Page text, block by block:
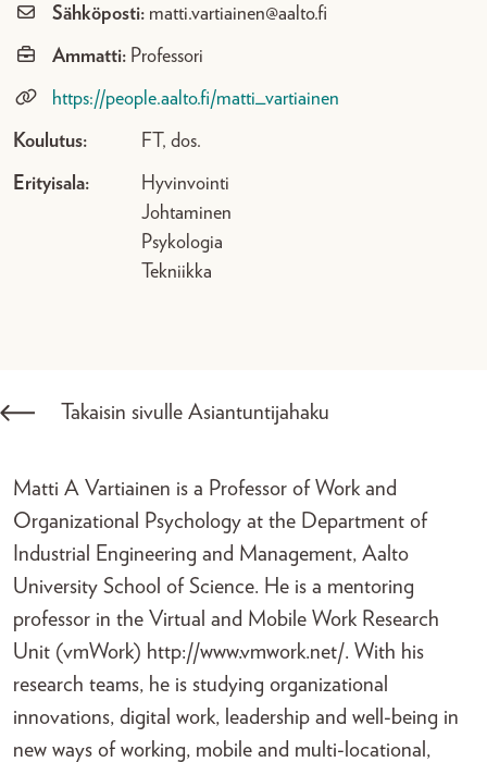
Sähköposti: matti.vartiainen@aalto.fi
Ammatti: Professori
https://people.aalto.fi/matti_vartiainen
Koulutus: FT, dos.
Erityisala:
Hyvinvointi
Johtaminen
Psykologia
Tekniikka
Takaisin sivulle Asiantuntijahaku
Matti A Vartiainen is a Professor of Work and
Organizational Psychology at the Department of
Industrial Engineering and Management, Aalto
University School of Science. He is a mentoring
professor in the Virtual and Mobile Work Research
Unit (vmWork) http://www.vmwork.net/. With his
research teams, he is studying organizational
innovations, digital work, leadership and well-being in
new ways of working, mobile and multi-locational,